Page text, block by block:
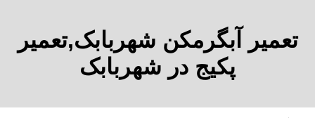
تعمیر آبگرمکن شهربابک,تعمیر
پکیج در شهربابک